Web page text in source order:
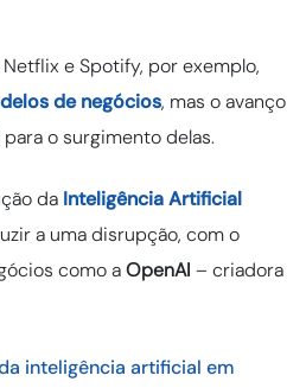
e Spotify, por exemplo,
de negócios, mas o avanço
o surgimento delas.
da Inteligência Artificial
a uma disrupção, com o
como aOpenAI – criadora
inteligência artificial em